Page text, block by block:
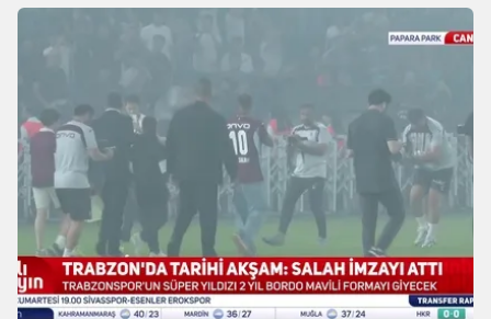
kullanılmaktadır. Diğer çerezler, sitemizin daha işlevsel
kılınması ve kişiselleştirilmesi ve sizlere yönelik
sınırlı olarak açık rızanız dahilinde kullanılacaktır.
Çerezlere ilişkin tercihlerinizi aşağıda yer alan panel
vasıtasıyla belirleyebilirsiniz. Çerezlere ilişkin detaylı bilgi
için Ayarlar butonuna tıklayabilir,
Çerez Bilgilendirme
Metnimiziziyaret edebilirsiniz.
6698 sayılı Kişisel Verilerin Korunması Kanunu uyarınca
hazırlanmış Aydınlatma Metnimizi okumak ve sitemizde